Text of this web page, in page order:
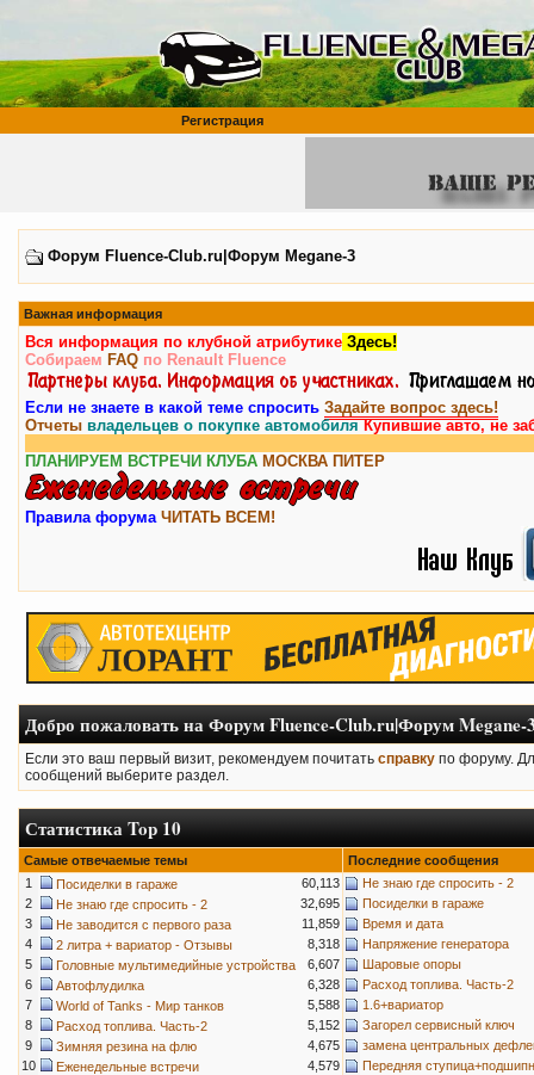
Регистрация
Форум Fluence-Club.ru|Форум Megane-3
Важная информация
Вся информация по клубной атрибутике Здесь!
Собираем FAQ по Renault Fluence
Если не знаете в какой теме спросить Задайте вопрос здесь!
Отчеты владельцев о покупке автомобиляКупившие авто, не
ПЛАНИРУЕМ ВСТРЕЧИ КЛУБА МОСКВА ПИТЕР
Правила форума ЧИТАТЬ ВСЕМ!
Добро пожаловать на Форум Fluence-Club.ru|Форум Megane-
Если это ваш первый визит, рекомендуем почитать справку по форуму.
сообщений выберите раздел.
Статистика Top 10
Самые отвечаемые темы
Последние сообщения
1
Посиделки в гараже
60,113
2
Не знаю где спросить - 2
32,695
3
Не заводится с первого раза
11,859
4
2 литра + вариатор - Отзывы
8,318
5
Головные мультимедийные устройства
6,607
6
Автофлудилка
6,328
7
World of Tanks - Мир танков
5,588
8
Расход топлива. Часть-2
5,152
9
Зимняя резина на флю
4,675
10
Еженедельные встречи 4,579
Не знаю где спросить - 2
Посиделки в гараже
Время и дата
Напряжение генератора
Шаровые опоры
Расход топлива. Часть-2
1.6+вариатор
Загорел сервисный ключ
замена центральных
Передняя